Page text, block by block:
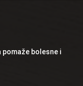
pomaže bolesne i